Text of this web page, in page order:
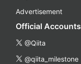
Advertisement
Official Accounts
@Qiita
@qiita_milestone